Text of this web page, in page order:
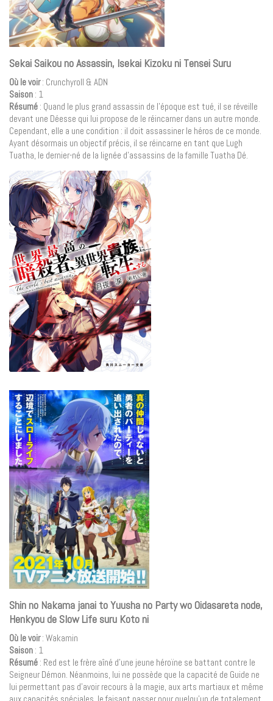
Sekai Saikou no Assassin, Isekai Kizoku ni Tensei Suru
Où le voir: Crunchyroll & ADN
Saison : 1
Résumé : Quand le plus grand assassin de l’époque est tué, il se réveille
devant une Déesse qui lui propose de le réincarner dans un autre monde.
Cependant, elle a une condition : il doit assassiner le héros de ce monde.
Ayant désormais un objectif précis, il se réincarne en tant que Lugh
Tuatha, le dernier-né de la lignée d’assassins de la famille Tuatha Dé.
Shin no Nakama janai to Yuusha no Party wo Oidasareta node,
Henkyou de Slow Life suru Koto ni
Où le voir: Wakamin
Saison : 1
Résumé : Red est le frère aîné d’une jeune héroïne se battant contre le
Seigneur Démon. Néanmoins, lui ne possède que la capacité de Guide ne
lui permettant pas d’avoir recours à la magie, aux arts martiaux et même
aux capacités spéciales, le faisant passer pour quelqu’un de totalement